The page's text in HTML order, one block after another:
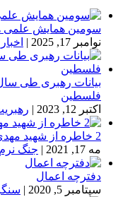
سومین همایش علمی
نوامبر 17, 2025
| اخبار
بیانات رهبری طی
فلسطین
اکتبر 12, 2023
|
2 خاطره از شهید مهدی زین الدین
مه 17, 2021
| جنگ نرم
دفترچه اعمال
سپتامبر 5, 2020
|